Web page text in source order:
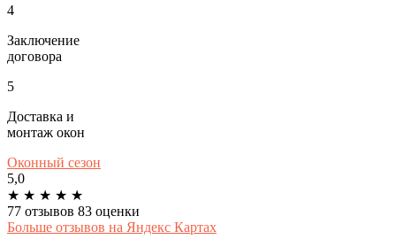
4
Заключение
договора
5
Доставка и
монтаж окон
Оконный сезон
5,0
★ ★ ★ ★ ★
77 отзывов 83 оценки
Больше отзывов на Яндекс Картах